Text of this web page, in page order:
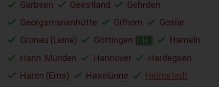
Garbsen Geestland
Gehrden
Georgsmarienhütte
Gifhorn
Goslar
Gronau (Leine)
Göttingen H
Hameln
Hann. Münden
Hannover
Hardegsen
Haren (Ems)
Haselünne
Helmstedt